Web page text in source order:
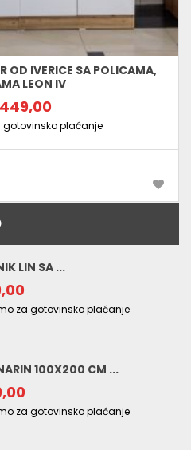
OD IVERICE SA POLICAMA,
LEON IV
plaćanje
LIN SA ...
za gotovinsko plaćanje
100X200 CM ...
za gotovinsko plaćanje